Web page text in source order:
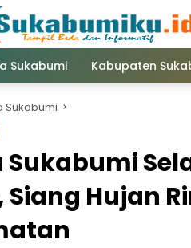
Sukabumi Kabupaten
Sukabumi
Siang Hujan